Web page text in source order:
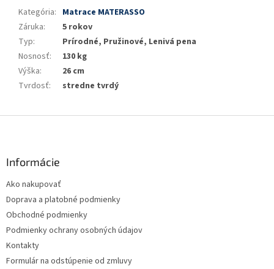
Kategória: Matrace MATERASSO
Záruka:
5 rokov
Typ:
Prírodné, Pružinové, Lenivá pena
Nosnosť:
130 kg
Výška:
26 cm
Tvrdosť: stredne tvrdý
Informácie
Ako nakupovať
Doprava a platobné podmienky
Obchodné podmienky
Podmienky ochrany osobných údajov
Kontakty
Formulár na odstúpenie od zmluvy